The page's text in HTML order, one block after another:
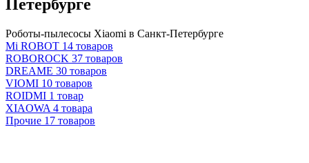
Петербурге
Роботы-пылесосы Xiaomi в Санкт-Петербурге
Mi ROBOT 14 товаров
ROBOROCK 37 товаров
DREAME 30 товаров
VIOMI 10 товаров
ROIDMI 1 товар
XIAOWA 4 товара
Прочие 17 товаров